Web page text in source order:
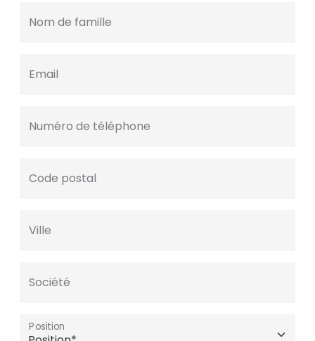
Nom de famille
Email
Numéro de téléphone
Code postal
Ville
Société
Position